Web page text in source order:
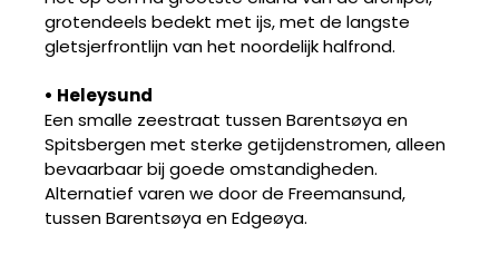
grotendeels bedekt met ijs, met de langste
gletsjerfrontlijn van het noordelijk halfrond.
• Heleysund
Een smalle zeestraat tussen Barentsøya en
Spitsbergen met sterke getijdenstromen, alleen
bevaarbaar bij goede omstandigheden.
Alternatief varen we door de Freemansund,
tussen Barentsøya en Edgeøya.